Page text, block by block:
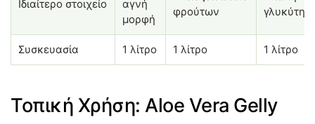
Ιδιαίτερο στοιχείο
αγνή
μορφή
φρούτων
Συσκευασία 1 λίτρο 1 λίτρο 1 λίτρο
Τοπική Χρήση: Aloe Vera Gelly